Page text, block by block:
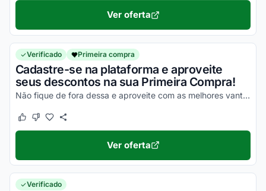
Ver oferta
Verificado Primeira compra
Cadastre-se na plataforma e aproveite
seus descontos na sua Primeira Compra!
Não fique de fora dessa e aproveite com as melhores vantagens agora mesmo!
Este cupom funcionou
Este cupom não funcionou
Ver oferta
Verificado